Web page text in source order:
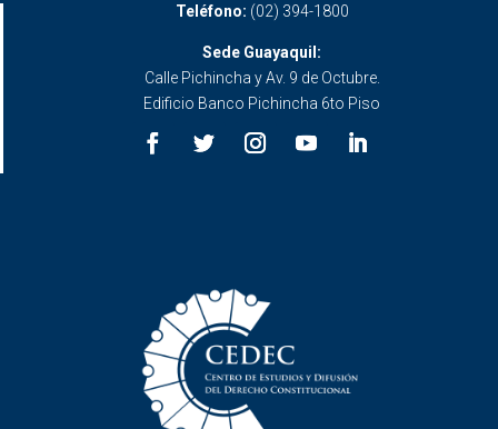
Teléfono: (02) 394-1800
Sede Guayaquil:
Calle Pichincha y Av. 9 de Octubre.
Edificio Banco Pichincha 6to Piso